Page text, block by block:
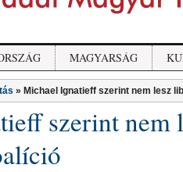
MAGYARSÁG
» Michael Ignatieff szerint nem lesz
szerint nem